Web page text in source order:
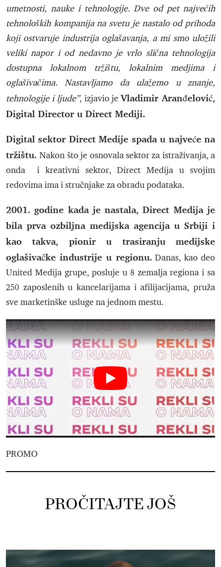
umetnosti, nauke i tehnologije. Dve od pet najvećih
tehnoloških kompanija na svetu je nastalo od prihoda
koji ostvaruje industrija oglašavanja, a mi smo uložili
veliki napor i od nedavno je vrlo slična tehnologija
dostupna lokalnom tržištu, lokalnim medjima i
oglašivačima. Nastavljamo da ulažemo u znanje,
tehnologije i ljude”, izjavio jeVladimir Aranđelović,
Digital Director u Direct Mediji.
Digital sektor Direct Medije spada u najveće na
tržištu.Nakon što je osnovala sektor za istraživanja, a
onda i kreativni sektor, Direct Medija u svojim
redovima ima i stručnjake za obradu podataka.
2001. godine kada je nastala, Direct Medija je
bila prva ozbiljna medijska agencija u Srbiji i
kao takva, pionir u trasiranju medijske
oglašivačke industrije u regionu.Danas, kao deo
United Medija grupe, posluje u 8 zemalja regiona i sa
250 zaposlenih u kancelarijama i afilijacijama, pruža
sve marketinške usluge na jednom mestu.
PROMO
PROČITAJTE JOŠ